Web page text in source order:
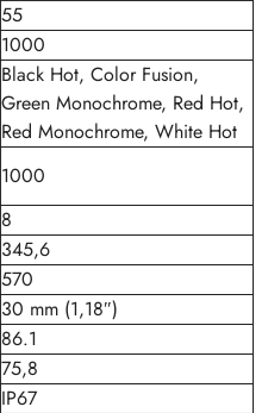
55
1000
Black Hot, Color Fusion,
Green Monochrome, Red Hot,
Red Monochrome, White Hot
1000
8
345,6
570
30 mm (1,18″)
86.1
75,8
IP67